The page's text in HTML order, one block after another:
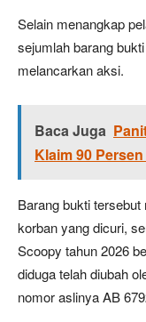
Selain menangkap
sejumlah barang
melancarkan aksi.
Baca Juga
Klaim 90
Barang bukti
korban yang dicuri,
Scoopy tahun 2026
diduga telah diubah
nomor aslinya AB